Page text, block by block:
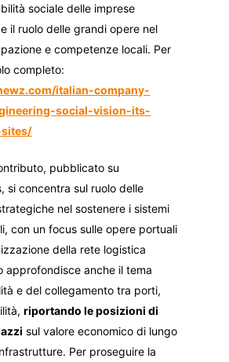
sociale delle imprese
il ruolo delle grandi opere nel
e competenze locali. Per
completo:
italian-company-
social-vision-its-
pubblicato su
si concentra sul ruolo delle
nel sostenere i sistemi
con un focus sulle opere portuali
della rete logistica
approfondisce anche il tema
e del collegamento tra porti,
riportando le posizioni di
sul valore economico di lungo
Per proseguire la